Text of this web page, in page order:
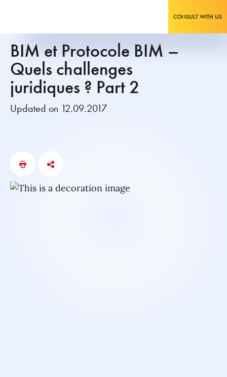
CONSULT WITH US
BIM et Protocole BIM –
Quels challenges
juridiques ? Part 2
Updated on 12.09.2017